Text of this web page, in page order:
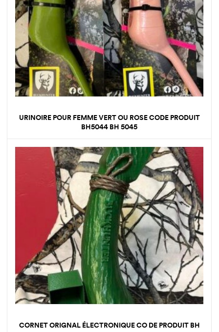
URINOIRE POUR FEMME VERT OU ROSE CODE PRODUIT
BH5044 BH 5045
CORNET ORIGNAL ÉLECTRONIQUE CO DE PRODUIT BH